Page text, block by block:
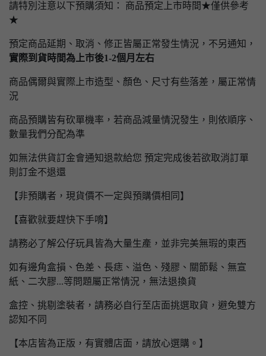
請特別注意以下預購須知： 商品預定上市時間★僅供參考
★
預定商品延期、取消、修正皆屬正常發生情況，不另通知，
實際到貨時間為上市後1-2個月左右
商品偶爾與實際上市造型、顏色、尺寸有些落差，屬正常情
況
商品預購皆有砍單機率，若商品減量情況發生，則依順序、
數量我們分配為準
如無法供貨訂金會通知退款給您 預定完成後若欲取消訂單
則訂金不退還
【非預購者，現貨價不一定與預購價相同】
【喜歡就要趕快下手唷】
請務必了解公仔玩具皆為大量生產，並非完美無瑕的東西
如有邊角盒損、色差、長痣、溢色、殘膠、關節鬆、無宣
紙、二次膠...等問題屬正常情況，無法退換貨
盒控、挑剔塗裝者，請務必自行至店面挑選取貨，避免雙方
認知不同
【本店皆為正版，有實體店面，請放心選購。】